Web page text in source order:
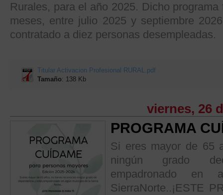
Rurales, para el año 2025. Dicho
meses, entre julio 2025 y septiembre
contratado a diez personas desempleadas.
Titular Activacion Profesional RURAL.pdf
Tamaño: 138 Kb
viernes, 26
PROGRAMA
Si eres mayor de 65
ningún grado
empadronado en
SierraNorte..¡ESTE